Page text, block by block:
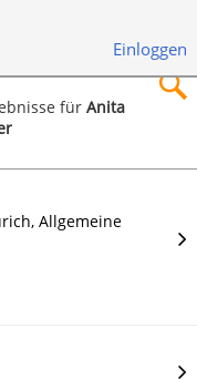
Einloggen
für Anita
Allgemeine